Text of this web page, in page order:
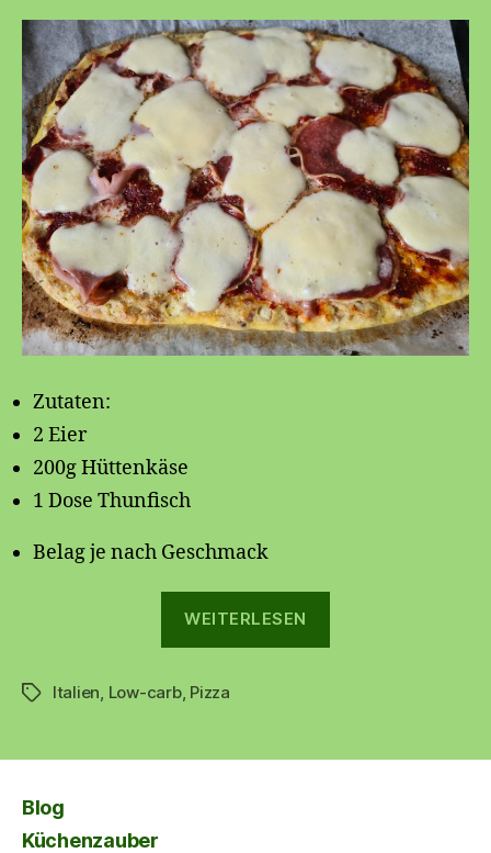
🍕
Zutaten:
2 Eier
200g Hüttenkäse
1 Dose Thunfisch
Belag je nach Geschmack
WEITERLESEN
Schlagwörter
Italien Low-carb, Pizza
Blog
Küchenzauber